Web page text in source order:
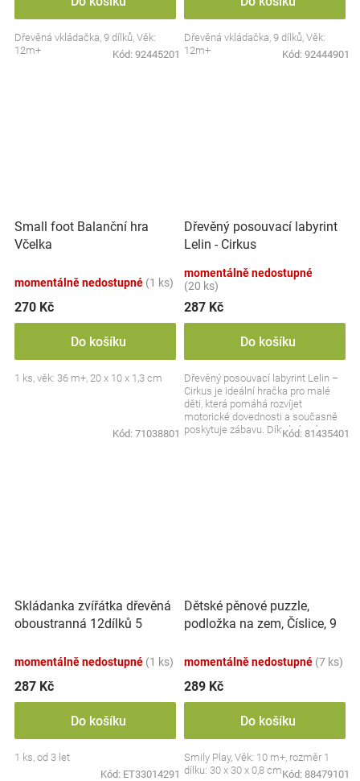
Dřevěná vkládačka, 9 dílků, Věk:
12m+
Kód: 92445201
Dřevěná vkládačka, 9 dílků, Věk:
12m+
Kód: 92444901
Small foot Balanční hra
Včelka
momentálně nedostupné (1 ks)
270 Kč
Do košíku
1 ks, věk: 36 m+, 20 x 10 x 1,3 cm
Kód: 71038801
Dřevěný posouvací labyrint
Lelin - Cirkus
momentálně nedostupné
(20 ks)
287 Kč
Do košíku
Dřevěný posouvací labyrint Lelin –
Cirkus je ideální hračka pro malé
děti, která pomáhá rozvíjet
motorické dovednosti a současně
poskytuje zábavu. Díky krásnému
Kód: 81435401
Skládanka zvířátka dřevěná
oboustranná 12dílků 5
17x12x1,5cm
momentálně nedostupné (1 ks)
287 Kč
Do košíku
1 ks, od 3 let
Kód: ET33014291
Dětské pěnové puzzle,
podložka na zem, Číslice, 9
momentálně nedostupné (7 ks)
289 Kč
Do košíku
Smily Play, Věk: 10 m+, rozměr 1
dílku: 30 x 30 x 0,8 cmKód: 88479101